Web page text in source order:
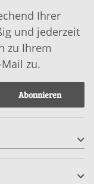
Ihrer
und jederzeit
zu Ihrem
zu.
Abonnieren